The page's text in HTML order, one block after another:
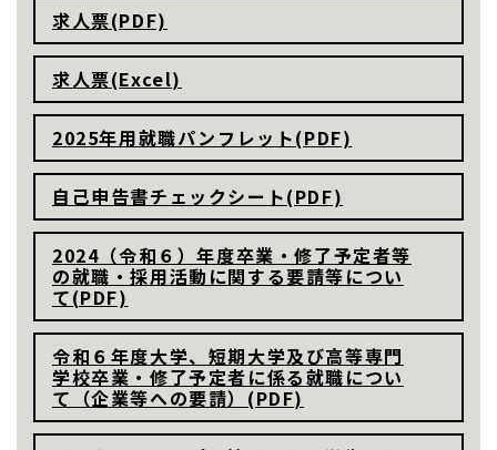
求人票(PDF)
求人票(Excel)
2025年用就職パンフレット(PDF)
自己申告書チェックシート(PDF)
2024（令和６）年度卒業・修了予定者等
の就職・採用活動に関する要請等につい
て(PDF)
令和６年度大学、短期大学及び高等専門
学校卒業・修了予定者に係る就職につい
て（企業等への要請）(PDF)